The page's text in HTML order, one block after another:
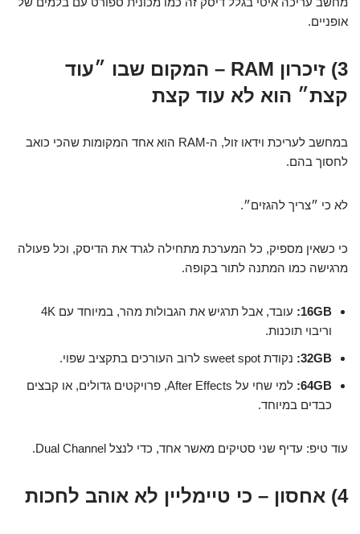
אופניים.
3) זיכרון RAM – המקום שבו ״עוד
קצת״ הוא לא עוד קצת
במחשב לעריכת וידאו זול, ה-RAM הוא אחד המקומות שהכי כואב
לחסוך בהם.
לא כי ״צריך להגזים״.
כי כשאין מספיק, כל המערכת מתחילה לגרד את הדיסק, וכל פעולה
מרגישה כמו המתנה לתור בקופה.
16GB:
עובד, אבל תרגיש את הגבולות מהר, במיוחד עם 4K
וריבוי תוכנות.
32GB: נקודת sweet spot לרוב העורכים בתקציב שפוי.
64GB:
למי שחי על After Effects, פרויקטים גדולים, או קבצים
כבדים במיוחד.
עוד טיפ: עדיף שני סטיקים מאשר אחד, כדי לנצל Dual Channel.
4) אחסון – כי טיימליין לא אוהב לחכות